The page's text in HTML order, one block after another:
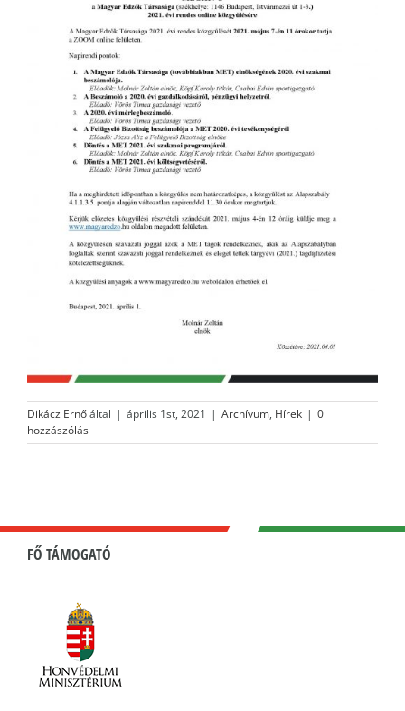
Dikácz Ernőáltal | április 1st, 2021 | Archívum, Hírek | 0
hozzászólás
FŐ TÁMOGATÓ